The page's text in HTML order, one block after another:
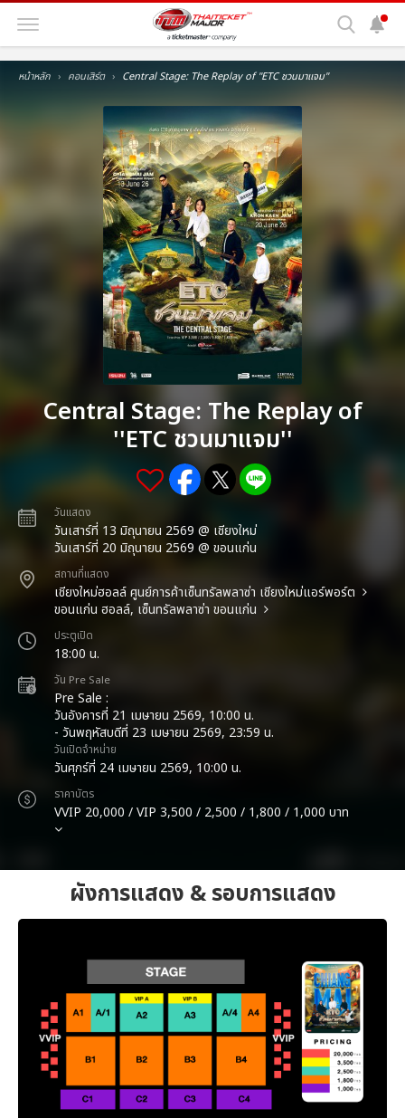
หน้าหลัก คอนเสิร์ต Central Stage: The Replay of ''ETC ชวนมาแจม''
Central Stage: The Replay of
''ETC ชวนมาแจม''
วันแสดง
วันเสาร์ที่ 13 มิถุนายน 2569 @ เชียงใหม่
วันเสาร์ที่ 20 มิถุนายน 2569 @ ขอนแก่น
สถานที่แสดง
เชียงใหม่ฮอลล์ ศูนย์การค้าเซ็นทรัลพลาซ่า เชียงใหม่แอร์พอร์ต
ขอนแก่น ฮอลล์, เซ็นทรัลพลาซ่า ขอนแก่น
ประตูเปิด
18:00 น.
วัน Pre Sale
Pre Sale :
วันอังคารที่ 21 เมษายน 2569, 10:00 น.
- วันพฤหัสบดีที่ 23 เมษายน 2569, 23:59 น.
วันเปิดจำหน่าย
วันศุกร์ที่ 24 เมษายน 2569, 10:00 น.
ราคาบัตร
VVIP 20,000 / VIP 3,500 / 2,500 / 1,800 / 1,000 บาท
ผังการแสดง & รอบการแสดง